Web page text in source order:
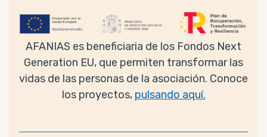
AFANIAS es beneficiaria de los Fondos Next
Generation EU, que permiten transformar las
vidas de las personas de la asociación. Conoce
los proyectos, pulsando aquí.